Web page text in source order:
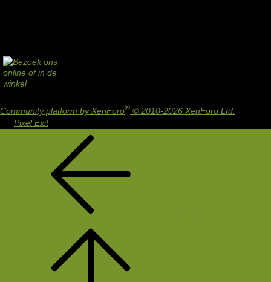
Community platform by XenForo® © 2010-2026 XenForo Ltd.
Pixel Exit